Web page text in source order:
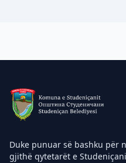
Duke punuar së bashku për
gjithë qytetarët e